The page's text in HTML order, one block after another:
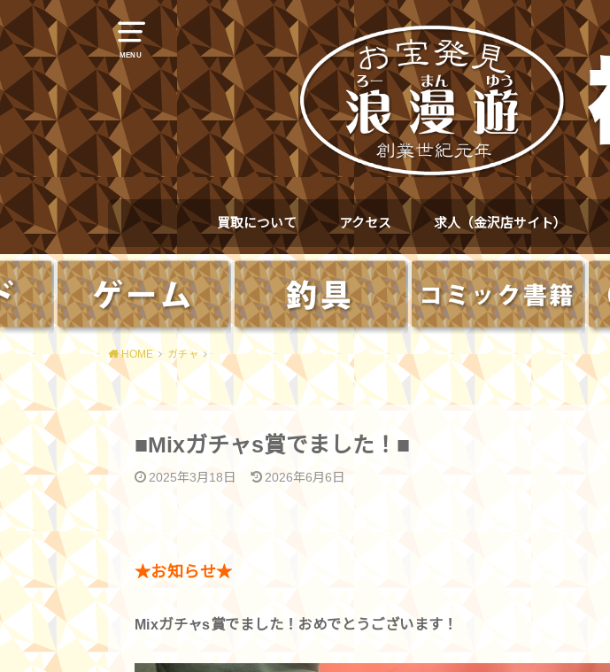
MENU
買取について アクセス 求人（金沢店サイト）
HOME ガチャ
■Mixガチャs賞でました！■
2025年3月18日 2026年6月6日
★お知らせ★
Mixガチャs賞でました！おめでとうございます！